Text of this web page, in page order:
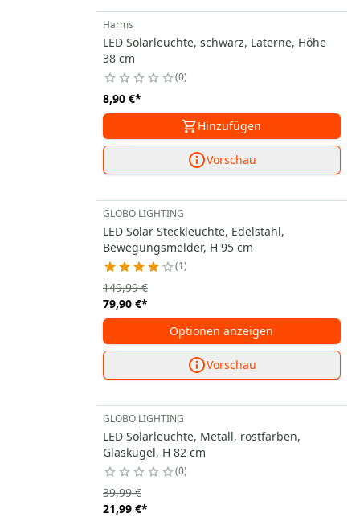
Harms
LED Solarleuchte, schwarz, Laterne, Höhe
38 cm
0
8,90 €*
Hinzufügen
Vorschau
GLOBO LIGHTING
LED Solar Steckleuchte, Edelstahl,
Bewegungsmelder, H 95 cm
1
79,90 €*
149,99 €
Optionen anzeigen
Vorschau
GLOBO LIGHTING
LED Solarleuchte, Metall, rostfarben,
Glaskugel, H 82 cm
0
21,99 €*
39,99 €